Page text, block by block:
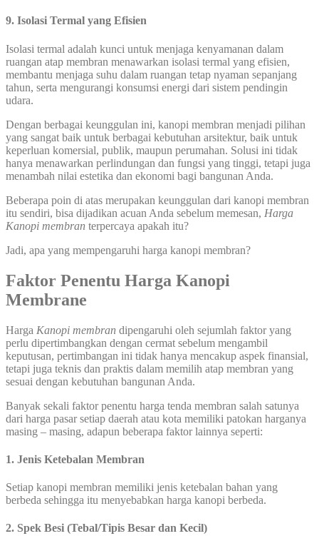
9. Isolasi Termal yang Efisien
Isolasi termal adalah kunci untuk menjaga kenyamanan dalam
ruangan atap membran menawarkan isolasi termal yang efisien,
membantu menjaga suhu dalam ruangan tetap nyaman sepanjang
tahun, serta mengurangi konsumsi energi dari sistem pendingin
udara.
Dengan berbagai keunggulan ini, kanopi membran menjadi pilihan
yang sangat baik untuk berbagai kebutuhan arsitektur, baik untuk
keperluan komersial, publik, maupun perumahan. Solusi ini tidak
hanya menawarkan perlindungan dan fungsi yang tinggi, tetapi juga
menambah nilai estetika dan ekonomi bagi bangunan Anda.
Beberapa poin di atas merupakan keunggulan dari kanopi membran
itu sendiri, bisa dijadikan acuan Anda sebelum memesan, Harga
Kanopi membran terpercaya apakah itu?
Jadi, apa yang mempengaruhi harga kanopi membran?
Faktor Penentu Harga Kanopi
Membrane
Harga Kanopi membran dipengaruhi oleh sejumlah faktor yang
perlu dipertimbangkan dengan cermat sebelum mengambil
keputusan, pertimbangan ini tidak hanya mencakup aspek finansial,
tetapi juga teknis dan praktis dalam memilih atap membran yang
sesuai dengan kebutuhan bangunan Anda.
Banyak sekali faktor penentu harga tenda membran salah satunya
dari harga pasar setiap daerah atau kota memiliki patokan harganya
masing – masing, adapun beberapa faktor lainnya seperti:
1. Jenis Ketebalan Membran
Setiap kanopi membran memiliki jenis ketebalan bahan yang
berbeda sehingga itu menyebabkan harga kanopi berbeda.
2. Spek Besi (Tebal/Tipis Besar dan Kecil)